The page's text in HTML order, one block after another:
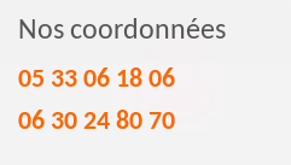
Nos coordonnées
05 33 06 18 06
06 30 24 80 70